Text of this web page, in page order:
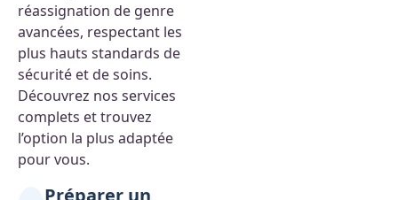
réassignation de genre
avancées, respectant les
plus hauts standards de
sécurité et de soins.
Découvrez nos services
complets et trouvez
l’option la plus adaptée
pour vous.